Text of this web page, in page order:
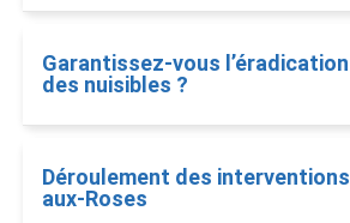
Garantissez-vous
des nuisibles ?
Déroulement des
aux-Roses